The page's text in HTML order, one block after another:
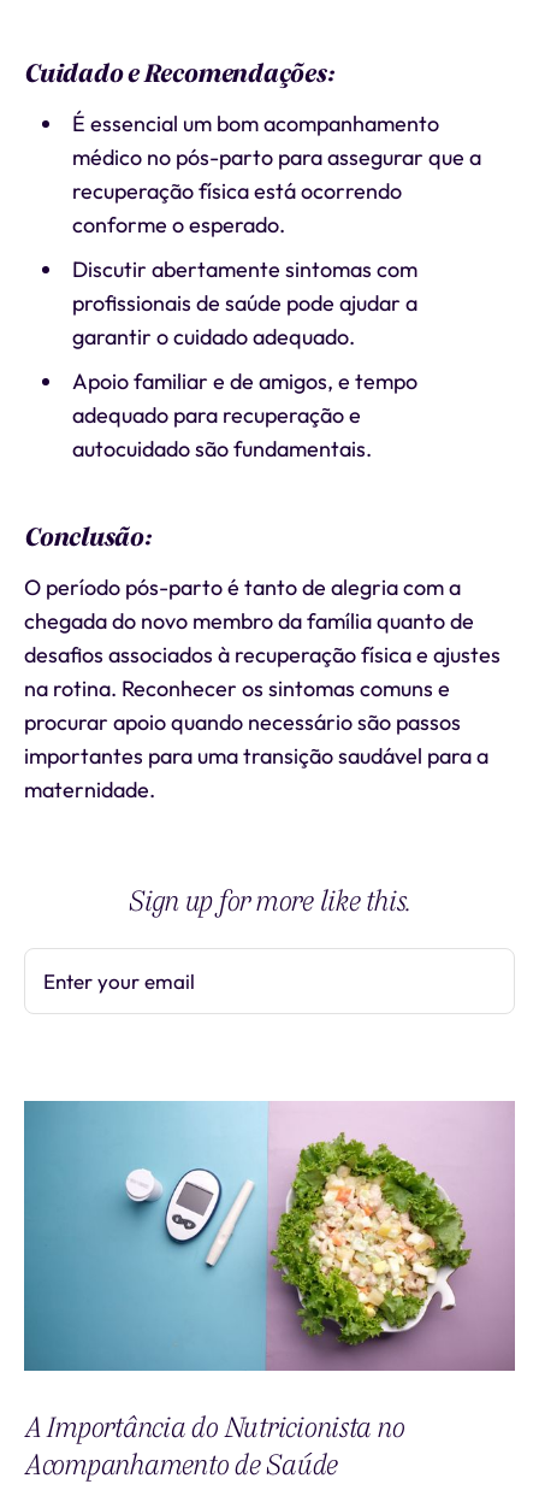
Cuidado e Recomendações:
É essencial um bom acompanhamento
médico no pós-parto para assegurar que a
recuperação física está ocorrendo
conforme o esperado.
Discutir abertamente sintomas com
profissionais de saúde pode ajudar a
garantir o cuidado adequado.
Apoio familiar e de amigos, e tempo
adequado para recuperação e
autocuidado são fundamentais.
Conclusão:
O período pós-parto é tanto de alegria com a
chegada do novo membro da família quanto de
desafios associados à recuperação física e ajustes
na rotina. Reconhecer os sintomas comuns e
procurar apoio quando necessário são passos
importantes para uma transição saudável para a
maternidade.
Sign up for more like this.
Enter your email
A Importância do Nutricionista no
Acompanhamento de Saúde